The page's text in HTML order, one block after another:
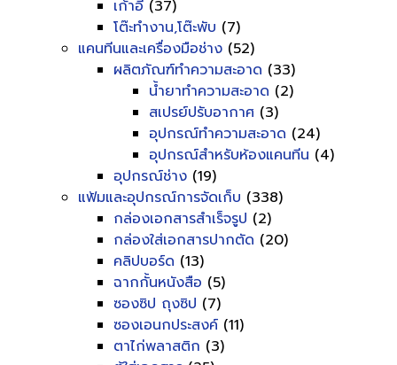
เก้าอี้ (37)
โต๊ะทำงาน,โต๊ะพับ (7)
แคนทีนและเครื่องมือช่าง (52)
ผลิตภัณฑ์ทำความสะอาด (33)
น้ำยาทำความสะอาด (2)
สเปรย์ปรับอากาศ (3)
อุปกรณ์ทำความสะอาด (24)
อุปกรณ์สำหรับห้องแคนทีน (4)
อุปกรณ์ช่าง (19)
แฟ้มและอุปกรณ์การจัดเก็บ (338)
กล่องเอกสารสำเร็จรูป (2)
กล่องใส่เอกสารปากตัด (20)
คลิปบอร์ด (13)
ฉากกั้นหนังสือ (5)
ซองซิป ถุงซิป (7)
ซองเอนกประสงค์ (11)
ตาไก่พลาสติก (3)